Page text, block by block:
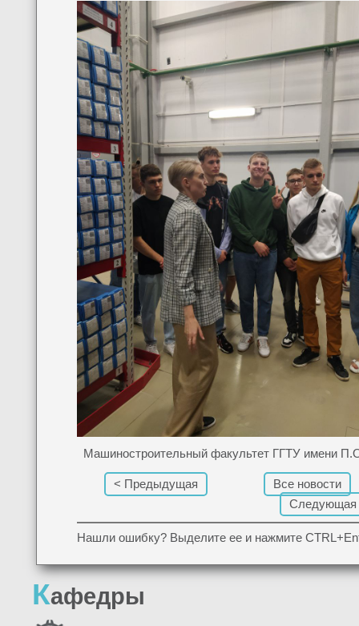
Машиностроительный факультет ГГТУ имени
< Предыдущая
Все новости
Следующая
Нашли ошибку? Выделите ее и нажмите
Кафедры